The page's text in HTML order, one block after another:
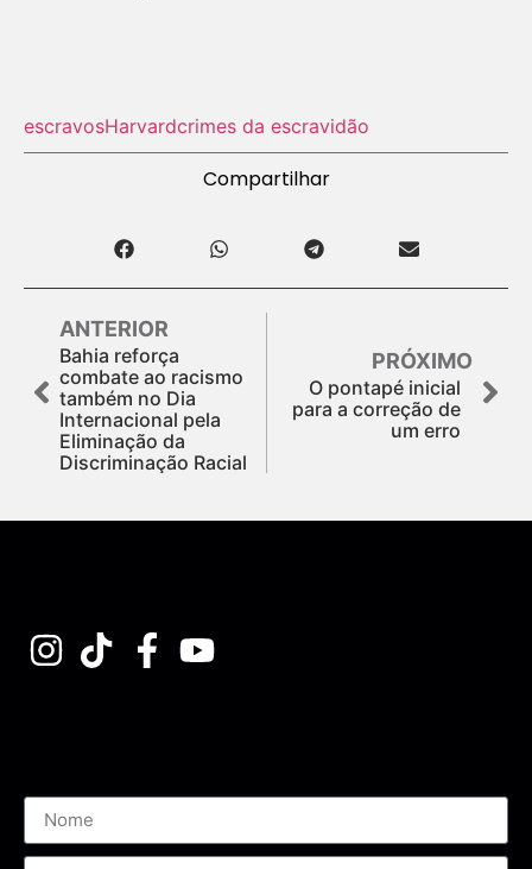
escravosHarvardcrimes da escravidão
Compartilhar
ANTERIOR
Bahia reforça
combate ao racismo
também no Dia
Internacional pela
Eliminação da
Discriminação Racial
PRÓXIMO
O pontapé inicial
para a correção de
um erro